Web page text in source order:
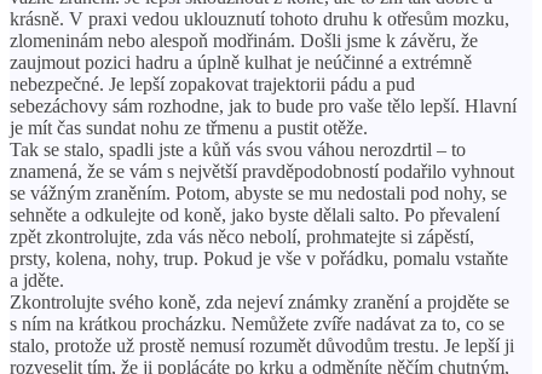
krásně. V praxi vedou uklouznutí tohoto druhu k otřesům mozku,
zlomeninám nebo alespoň modřinám. Došli jsme k závěru, že
zaujmout pozici hadru a úplně kulhat je neúčinné a extrémně
nebezpečné. Je lepší zopakovat trajektorii pádu a pud
sebezáchovy sám rozhodne, jak to bude pro vaše tělo lepší. Hlavní
je mít čas sundat nohu ze třmenu a pustit otěže.
Tak se stalo, spadli jste a kůň vás svou váhou nerozdrtil – to
znamená, že se vám s největší pravděpodobností podařilo vyhnout
se vážným zraněním. Potom, abyste se mu nedostali pod nohy, se
sehněte a odkulejte od koně, jako byste dělali salto. Po převalení
zpět zkontrolujte, zda vás něco nebolí, prohmatejte si zápěstí,
prsty, kolena, nohy, trup. Pokud je vše v pořádku, pomalu vstaňte
a jděte.
Zkontrolujte svého koně, zda nejeví známky zranění a projděte se
s ním na krátkou procházku. Nemůžete zvíře nadávat za to, co se
stalo, protože už prostě nemusí rozumět důvodům trestu. Je lepší ji
rozveselit tím, že ji poplácáte po krku a odměníte něčím chutným,